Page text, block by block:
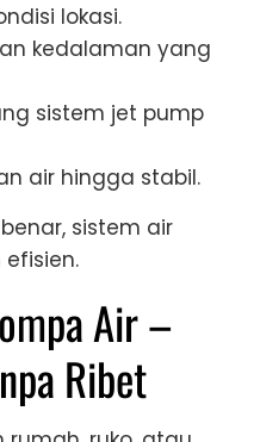
lokasi.
kedalaman yang
sistem jet pump
air hingga stabil.
sistem air
Air –
Ribet